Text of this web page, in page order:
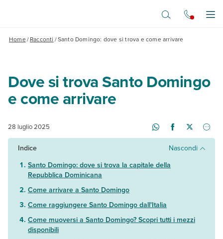
Home/Racconti /Santo Domingo: dove si trova e come arrivare
Dove si trova Santo Domingo
e come arrivare
28 luglio 2025
Indice
Nascondi
Santo Domingo: dove si trova la capitale della
Repubblica Dominicana
Come arrivare a Santo Domingo
Come raggiungere Santo Domingo dall'Italia
Come muoversi a Santo Domingo? Scopri tutti i mezzi
disponibili